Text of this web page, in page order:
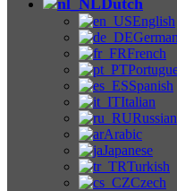
Dutch
English
German
French
Spanish
Italian
Russian
Arabic
Japanese
Turkish
Czech